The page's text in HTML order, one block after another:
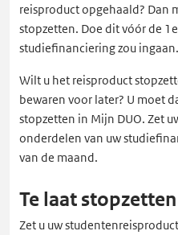
reisproduct opgehaald? Dan
stopzetten. Doe dit vóór de
studiefinanciering zou ingaan.
Wilt u het reisproduct
bewaren voor later? U moet
stopzetten in Mijn DUO. Zet
onderdelen van uw
van de maand.
Te laat
Zet u uw